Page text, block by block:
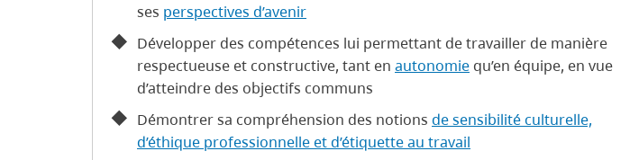
ses perspectives d’avenir
Développer des compétences lui permettant de travailler de manière
respectueuse et constructive, tant en autonomie qu’en équipe, en vue
d’atteindre des objectifs communs
Démontrer sa compréhension des notions de sensibilité culturelle,
d’éthique professionnelle et d’étiquette au travail